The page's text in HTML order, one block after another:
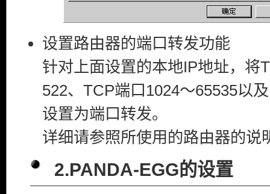
设置路由器的端口转发功能
针对上面设置的本地IP地址，将
522、TCP端口1024～65535以
设置为端口转发。
详细请参照所使用的路由器的说
2.PANDA-EGG的设置